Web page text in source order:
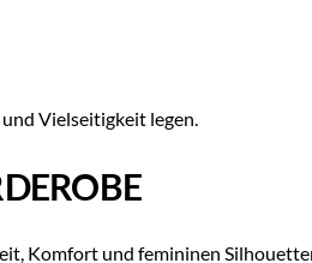
Vielseitigkeit legen.
Komfort und femininen